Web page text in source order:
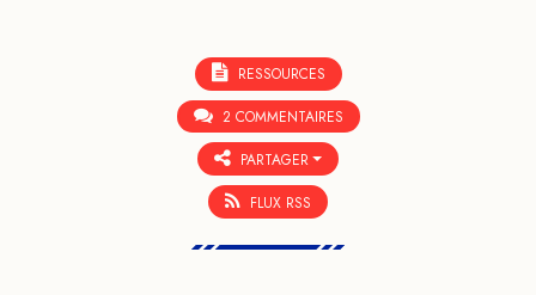
RESSOURCES
2 COMMENTAIRES
PARTAGER
FLUX RSS